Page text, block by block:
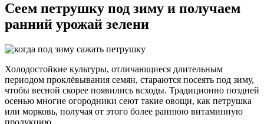
Сеем петрушку под зиму и получаем
ранний урожай зелени
Холодостойкие культуры, отличающиеся длительным
периодом проклёвывания семян, стараются посеять под зиму,
чтобы весной скорее появились всходы. Традиционно поздней
осенью многие огородники сеют такие овощи, как петрушка
или морковь, получая от этого более раннюю витаминную